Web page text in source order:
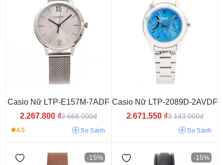
Dưới 29 mm 29 - 33 mm 37 - 40 mm
Casio Nữ LTP-E157M-7ADF
2.267.800 ₫2.668.000đ
4.5 So Sánh
Casio Nữ LTP-2089D-2AVDF
2.671.550 ₫3.143.000đ
So Sánh
-15% -15%